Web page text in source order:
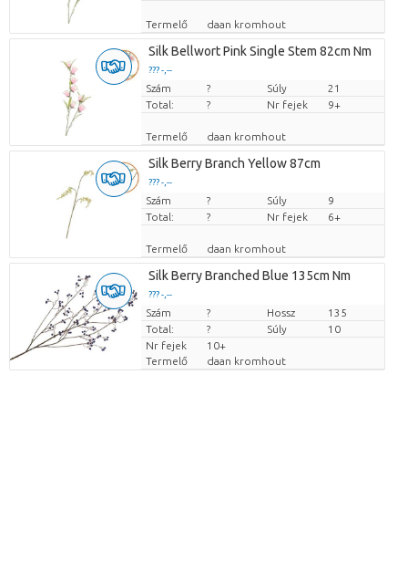
Termelő daan kromhout
Silk Bellwort Pink Single Stem 82cm Nm
??? -,--
Darabb ár
Szám ? Súly
21
Total:
? Nr fejek 9+
Termelő daan kromhout
Silk Berry Branch Yellow 87cm
??? -,--
Darabb ár
Szám ? Súly
9
Total:
? Nr fejek 6+
Termelő daan kromhout
Silk Berry Branched Blue 135cm Nm
??? -,--
Darabb ár
Szám ? Hossz
135
Total:
? Súly
10
Nr fejek
10+
Termelő
daan kromhout